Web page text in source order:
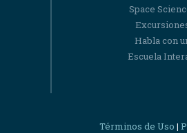
Space
Habla con
Escuela
Términos de Uso |